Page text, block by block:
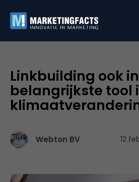
Linkbuilding ook
belangrijkste tool
Webton BV 12